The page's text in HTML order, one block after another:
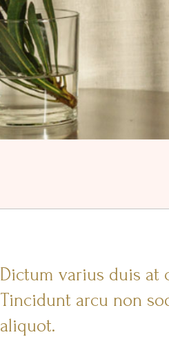
Dictum varius duis at
Tincidunt arcu non
aliquot.